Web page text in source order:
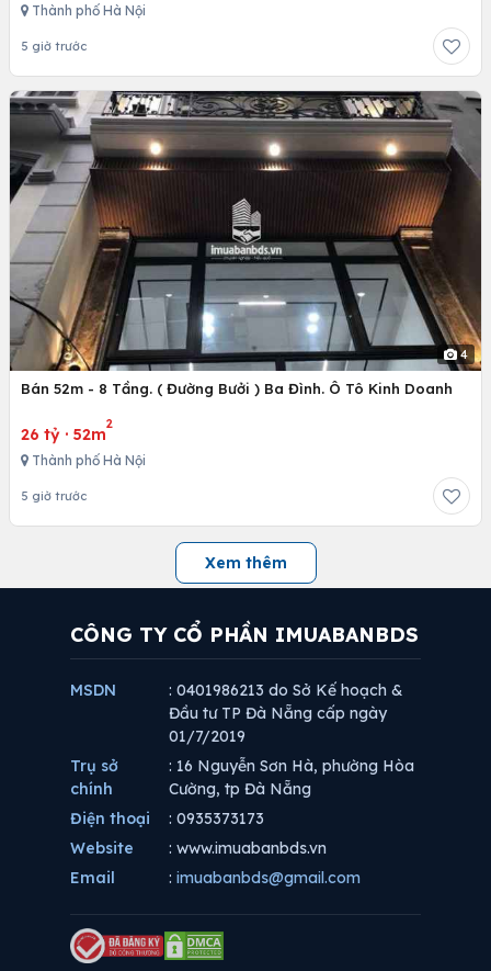
Thành phố Hà Nội
5 giờ trước
4
Bán 52m - 8 Tầng. ( Đường Bưởi ) Ba Đình. Ô Tô Kinh Doanh
26 tỷ · 52m
2
Thành phố Hà Nội
5 giờ trước
Xem thêm
CÔNG TY CỔ PHẦN IMUABANBDS
MSDN
: 0401986213 do Sở Kế hoạch &
Đầu tư TP Đà Nẵng cấp ngày
01/7/2019
Trụ sở
chính
: 16 Nguyễn Sơn Hà, phường Hòa
Cường, tp Đà Nẵng
Điện thoại
: 0935373173
Website
: www.imuabanbds.vn
Email
: imuabanbds@gmail.com